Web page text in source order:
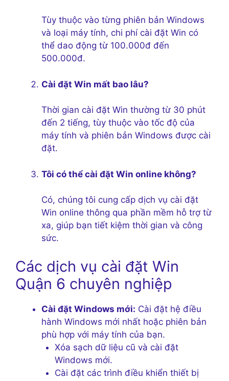
Tùy thuộc vào từng phiên bản Windows
và loại máy tính, chi phí cài đặt Win có
thể dao động từ 100.000đ đến
500.000đ.
Cài đặt Win mất bao lâu?
Thời gian cài đặt Win thường từ 30 phút
đến 2 tiếng, tùy thuộc vào tốc độ của
máy tính và phiên bản Windows được cài
đặt.
Tôi có thể cài đặt Win online không?
Có, chúng tôi cung cấp dịch vụ cài đặt
Win online thông qua phần mềm hỗ trợ từ
xa, giúp bạn tiết kiệm thời gian và công
sức.
Các dịch vụ cài đặt Win
Quận 6 chuyên nghiệp
Cài đặt Windows mới: Cài đặt hệ điều
hành Windows mới nhất hoặc phiên bản
phù hợp với máy tính của bạn.
Xóa sạch dữ liệu cũ và cài đặt
Windows mới.
Cài đặt các trình điều khiển thiết bị